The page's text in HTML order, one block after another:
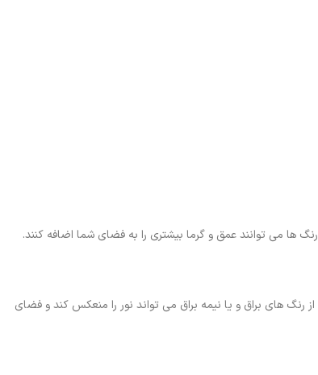
ها می توانند عمق و گرما بیشتری را به فضای شما اضافه کنند.
های براق و یا نیمه براق می تواند نور را منعکس کند و فضای